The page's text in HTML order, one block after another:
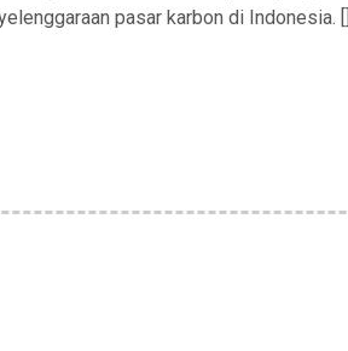
pasar karbon di Indonesia. []